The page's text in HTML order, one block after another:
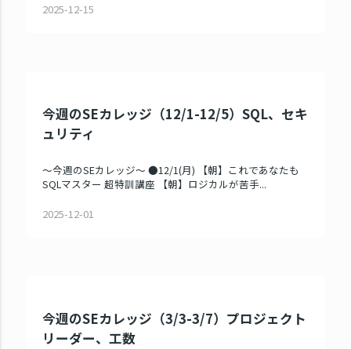
2025-12-15
今週のSEカレッジ（12/1-12/5）SQL、セキ
ュリティ
～今週のSEカレッジ～ ●12/1(月) 【朝】これであなたも
SQLマスター 超特訓講座 【朝】ロジカルが苦手...
2025-12-01
今週のSEカレッジ（3/3-3/7）プロジェクト
リーダー、工数